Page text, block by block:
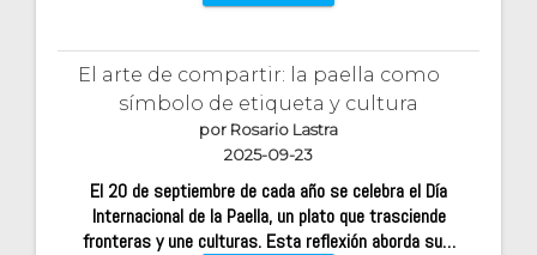
El arte de compartir: la paella como
símbolo de etiqueta y cultura
por Rosario Lastra
2025-09-23
El 20 de septiembre de cada año se celebra el Día
Internacional de la Paella, un plato que trasciende
fronteras y une culturas. Esta reflexión aborda su…